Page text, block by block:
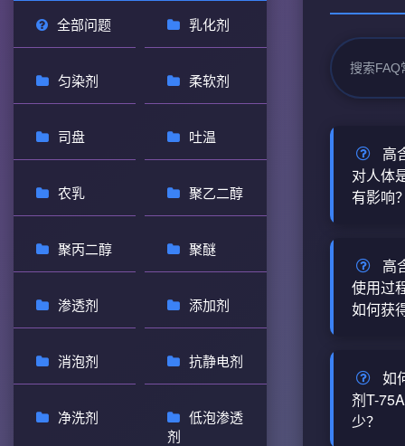
全部问题 乳化剂
匀染剂 柔软剂
司盘 吐温
农乳 聚乙二醇
聚丙二醇 聚醚
渗透剂 添加剂
消泡剂 抗静电剂
净洗剂
低泡渗透
剂
高
对人体
有影响
中度的
严重健
入水体
二辛酯
阴离子
品数据
高
使用过
如何获
到问题
处理或
方渠道
如
剂T-
少？